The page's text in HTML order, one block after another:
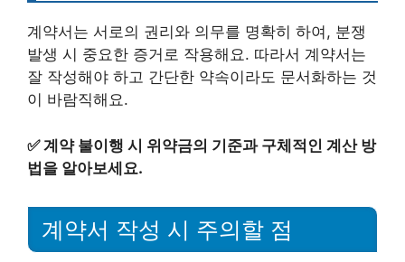
계약서는 서로의 권리와 의무를 명확히 하여, 분쟁
발생 시 중요한 증거로 작용해요. 따라서 계약서는
잘 작성해야 하고 간단한 약속이라도 문서화하는 것
이 바람직해요.
✅계약 불이행 시 위약금의 기준과 구체적인 계산 방
법을 알아보세요.
계약서 작성 시 주의할 점